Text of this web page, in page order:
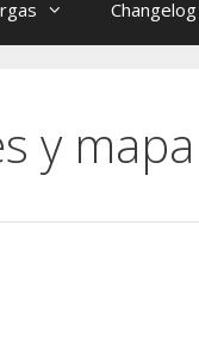
Changelog
y